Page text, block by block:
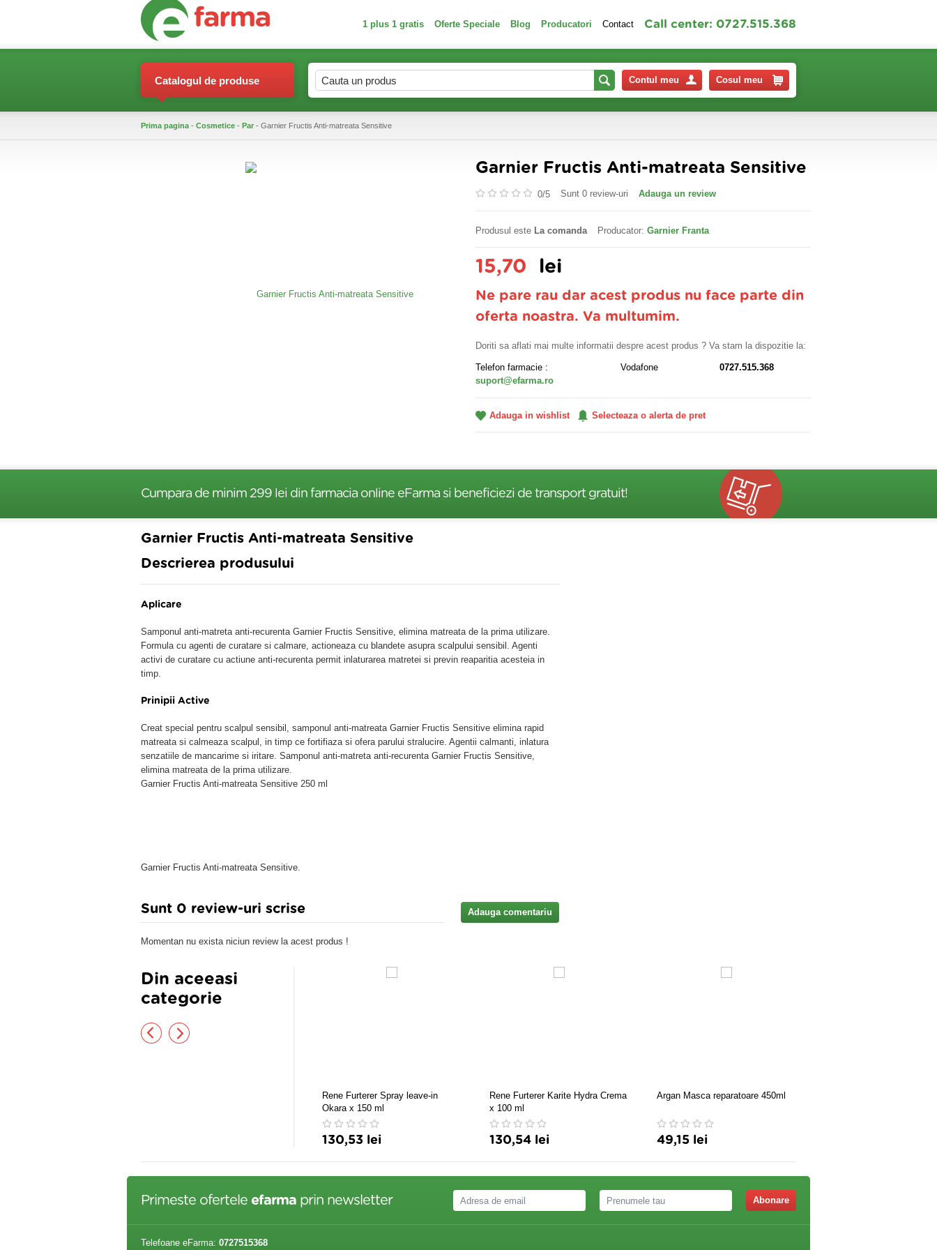
1 plus 1 gratis Oferte Speciale Blog Producatori Contact Call center: 0727.515.368
Catalogul de produse Contul meu Cosul meu
Prima pagina - Cosmetice - Par - Garnier Fructis Anti-matreata Sensitive
Garnier Fructis Anti-matreata Sensitive
0/5 Sunt 0 review-uri Adauga un review
Produsul este La comanda Producator: Garnier Franta
15,70 lei
Ne pare rau dar acest produs nu face parte din
oferta noastra. Va multumim.
Doriti sa aflati mai multe informatii despre acest produs ? Va stam la dispozitie la:
Telefon farmacie : Vodafone
0727.515.368
suport@efarma.ro
Adauga in wishlist Selecteaza o alerta de pret
Cumpara de minim 299 lei din farmacia online eFarma si beneficiezi de transport gratuit!
Garnier Fructis Anti-matreata Sensitive
Descrierea produsului
Aplicare
Samponul anti-matreta anti-recurenta Garnier Fructis Sensitive, elimina matreata de la prima utilizare.
Formula cu agenti de curatare si calmare, actioneaza cu blandete asupra scalpului sensibil. Agenti
activi de curatare cu actiune anti-recurenta permit inlaturarea matretei si previn reaparitia acesteia in
timp.
Prinipii Active
Creat special pentru scalpul sensibil, samponul anti-matreata Garnier Fructis Sensitive elimina rapid
matreata si calmeaza scalpul, in timp ce fortifiaza si ofera parului stralucire. Agentii calmanti, inlatura
senzatiile de mancarime si iritare. Samponul anti-matreta anti-recurenta Garnier Fructis Sensitive,
elimina matreata de la prima utilizare.
Garnier Fructis Anti-matreata Sensitive 250 ml
Garnier Fructis Anti-matreata Sensitive.
Sunt 0 review-uri scrise Adauga comentariu
Momentan nu exista niciun review la acest produs !
Din aceeasi
categorie
Rene Furterer Spray leave-in
Okara x 150 ml
130,53 lei
Rene Furterer Karite Hydra Crema
x 100 ml
130,54 lei
Argan Masca reparatoare 450ml
49,15 lei
Primeste ofertele efarma prin newsletter Abonare
Telefoane eFarma: 0727515368